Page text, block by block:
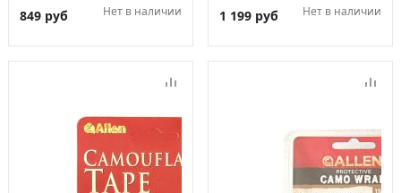
849 руб Нет в наличии 1 199 руб Нет в наличии